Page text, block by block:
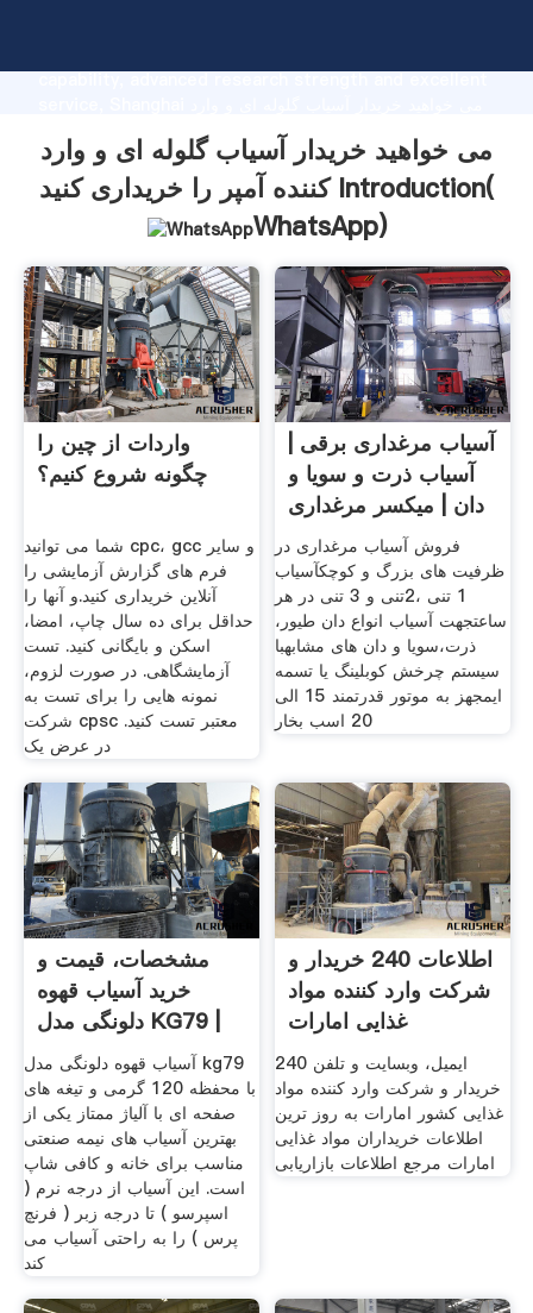
capability, advanced research strength and excellent
کننده آمپر را خریداری کنید supplier create the value and
bring values to all of customers.
می خواهید خریدار آسیاب گلوله ای و وارد
کننده آمپر را خریداری کنید Introduction(
WhatsApp)
واردات از چین را
چگونه شروع کنیم؟
شما می توانید cpc، gcc و سایر
فرم های گزارش آزمایشی را
آنلاین خریداری کنید.و آنها را
حداقل برای ده سال چاپ، امضا،
اسکن و بایگانی کنید. تست
آزمایشگاهی. در صورت لزوم،
نمونه هایی را برای تست به
شرکت cpsc معتبر تست کنید.
در عرض یک
آسیاب مرغداری برقی |
آسیاب ذرت و سویا و
دان | میکسر مرغداری
فروش آسیاب مرغداری در
ظرفیت های بزرگ و کوچکآسیاب
1 تنی ،2تنی و 3 تنی در هر
ساعتجهت آسیاب انواع دان طیور،
ذرت،سویا و دان های مشابهبا
سیستم چرخش کوبلینگ یا تسمه
ایمجهز به موتور قدرتمند 15 الی
20 اسب بخار
مشخصات، قیمت و
خرید آسیاب قهوه
دلونگی مدل KG79 |
آسیاب قهوه دلونگی مدل kg79
با محفظه 120 گرمی و تیغه های
صفحه ای با آلیاژ ممتاز یکی از
بهترین آسیاب های نیمه صنعتی
مناسب برای خانه و کافی شاپ
است. این آسیاب از درجه نرم (
اسپرسو ) تا درجه زبر ( فرنچ
پرس ) را به راحتی آسیاب می
کند
اطلاعات 240 خریدار و
شرکت وارد کننده مواد
غذایی امارات
ایمیل، وبسایت و تلفن 240
خریدار و شرکت وارد کننده مواد
غذایی کشور امارات به روز ترین
اطلاعات خریداران مواد غذایی
امارات مرجع اطلاعات بازاریابی